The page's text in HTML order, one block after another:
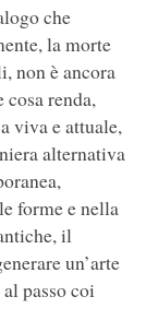
che
la morte
non è ancora
cosa renda,
viva e attuale,
alternativa
forme e nella
il
un’arte
passo coi